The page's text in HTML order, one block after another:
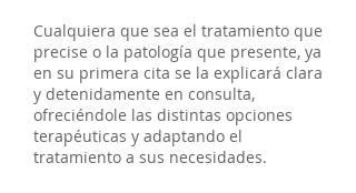
Cualquiera que sea el tratamiento que
precise o la patología que presente, ya
en su primera cita se la explicará clara
y detenidamente en consulta,
ofreciéndole las distintas opciones
terapéuticas y adaptando el
tratamiento a sus necesidades.